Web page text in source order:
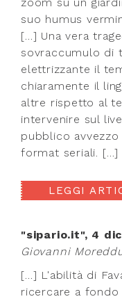
suo humus
[…] Una vera
sovraccumulo di
elettrizzante il
chiaramente il
altre rispetto al
intervenire sul
pubblico
format seriali. […]
LEGGI
"sipario.it", 4
Giovanni
[…] L'abilità di
ricercare a fondo